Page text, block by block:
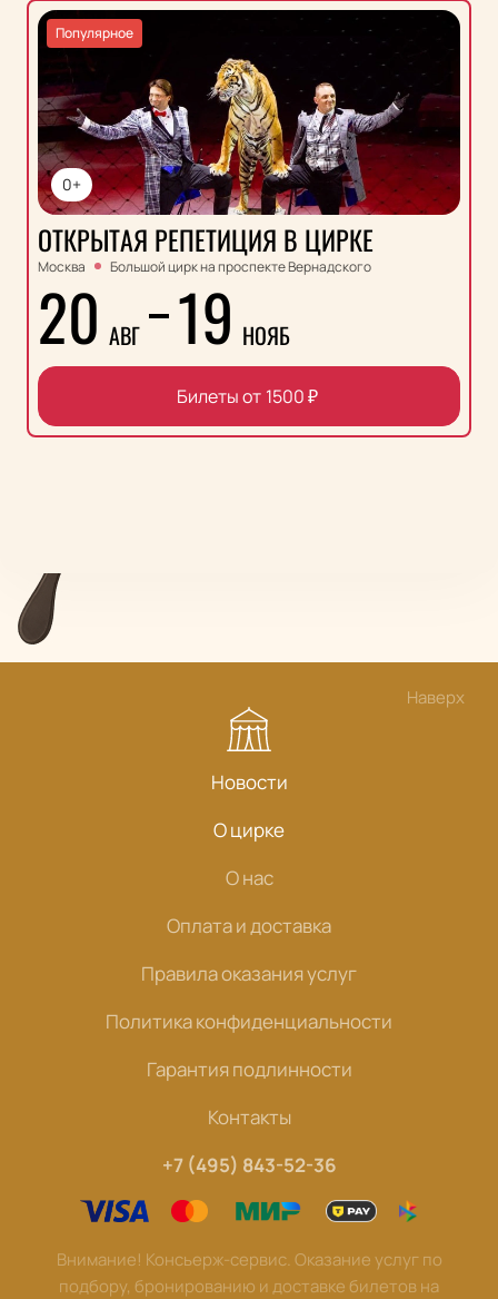
0+
Популярное
ОТКРЫТАЯ РЕПЕТИЦИЯ В ЦИРКЕ
Москва Большой цирк на проспекте Вернадского
20 АВГ 19 НОЯБ
Билеты от 1500₽
Наверх
Новости
О цирке
О нас
Оплата и доставка
Правила оказания услуг
Политика конфиденциальности
Гарантия подлинности
Контакты
+7 (495) 843-52-36
Внимание! Консьерж-сервис. Оказание услуг по
подбору, бронированию и доставке билетов на